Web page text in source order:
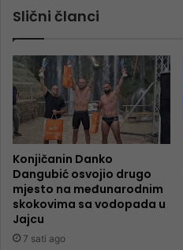
Slični članci
Konjičanin Danko
Dangubić osvojio drugo
mjesto na međunarodnim
skokovima sa vodopada u
Jajcu
7 sati ago